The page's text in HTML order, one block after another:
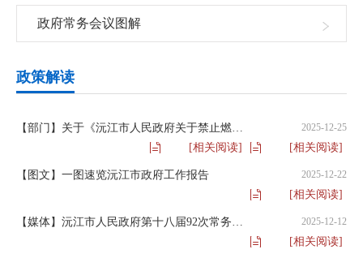
政府常务会议图解
政策解读
【部门】关于《沅江市人民政府关于禁止燃放烟花爆竹的通告》的解读 2025-12-25
[相关阅读]
[相关阅读]
【图文】一图速览沅江市政府工作报告 2025-12-22
[相关阅读]
【媒体】沅江市人民政府第十八届92次常务会议 2025-12-12
[相关阅读]